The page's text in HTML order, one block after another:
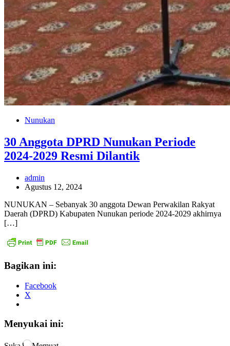
Nunukan
30 Anggota DPRD Nunukan Periode
2024-2029 Resmi Dilantik
admin
Agustus 12, 2024
NUNUKAN – Sebanyak 30 anggota Dewan Perwakilan Rakyat
Daerah (DPRD) Kabupaten Nunukan periode 2024-2029 akhirnya
[…]
Bagikan ini:
Facebook
X
Menyukai ini: